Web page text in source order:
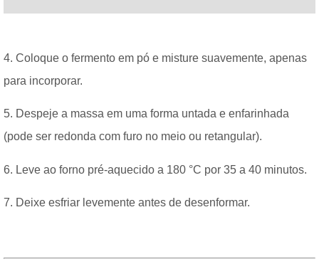
4. Coloque o fermento em pó e misture suavemente, apenas
para incorporar.
5. Despeje a massa em uma forma untada e enfarinhada
(pode ser redonda com furo no meio ou retangular).
6. Leve ao forno pré-aquecido a 180 °C por 35 a 40 minutos.
7. Deixe esfriar levemente antes de desenformar.